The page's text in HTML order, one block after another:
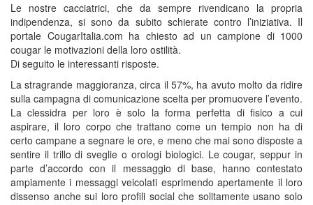
Le nostre cacciatrici, che da sempre rivendicano la propria
indipendenza, si sono da subito schierate contro l’iniziativa. Il
portale CougarItalia.com ha chiesto ad un campione di 1000
cougar le motivazioni della loro ostilità.
Di seguito le interessanti risposte.
La stragrande maggioranza, circa il 57%, ha avuto molto da ridire
sulla campagna di comunicazione scelta per promuovere l’evento.
La clessidra per loro è solo la forma perfetta di fisico a cui
aspirare, il loro corpo che trattano come un tempio non ha di
certo campane a segnare le ore, e meno che mai sono disposte a
sentire il trillo di sveglie o orologi biologici. Le cougar, seppur in
parte d’accordo con il messaggio di base, hanno contestato
ampiamente i messaggi veicolati esprimendo apertamente il loro
dissenso anche sui loro profili social che solitamente usano solo